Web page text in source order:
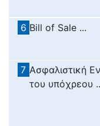
6 Bill of Sale ...
7 Ασφαλιστική
του υπόχρεου